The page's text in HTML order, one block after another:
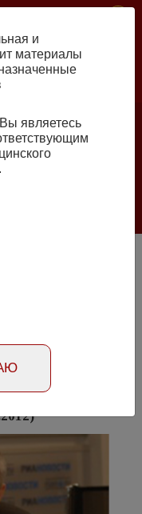
языковых моделей
Ковалева
и
материалы
являетесь